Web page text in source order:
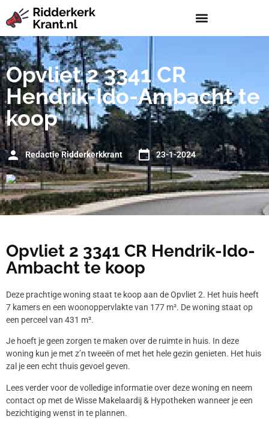
Opvliet 2 3341 CR
Hendrik-Ido-Ambacht te
koop
Redactie Ridderkerkkrant 23-1-2024
Opvliet 2 3341 CR Hendrik-Ido-
Ambacht te koop
Deze prachtige woning staat te koop aan de Opvliet 2. Het huis heeft
7 kamers en een woonoppervlakte van 177 m². De woning staat op
een perceel van 431 m².
Je hoeft je geen zorgen te maken over de ruimte in huis. In deze
woning kun je met z’n tweeën of met het hele gezin genieten. Het huis
zal je een echt thuis gevoel geven.
Lees verder voor de volledige informatie over deze woning en neem
contact op met de Wisse Makelaardij & Hypotheken wanneer je een
bezichtiging wenst in te plannen.